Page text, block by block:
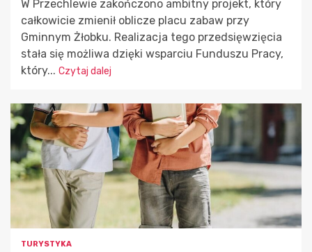
W Przechlewie zakończono ambitny projekt, który
całkowicie zmienił oblicze placu zabaw przy
Gminnym Żłobku. Realizacja tego przedsięwzięcia
stała się możliwa dzięki wsparciu Funduszu Pracy,
który... Czytaj dalej
TURYSTYKA